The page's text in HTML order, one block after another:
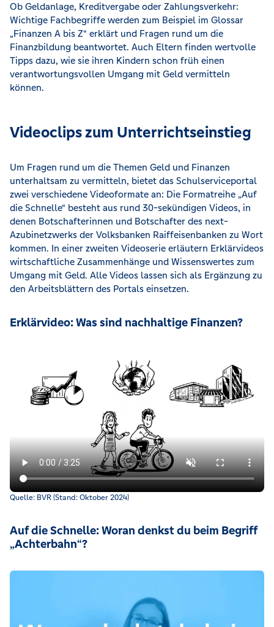
Ob Geldanlage, Kreditvergabe oder Zahlungsverkehr:
Wichtige Fachbegriffe werden zum Beispiel im Glossar
„Finanzen A bis Z“ erklärt und Fragen rund um die
Finanzbildung beantwortet. Auch Eltern finden wertvolle
Tipps dazu, wie sie ihren Kindern schon früh einen
verantwortungsvollen Umgang mit Geld vermitteln
können.
Videoclips zum Unterrichtseinstieg
Um Fragen rund um die Themen Geld und Finanzen
unterhaltsam zu vermitteln, bietet das Schulserviceportal
zwei verschiedene Videoformate an: Die Formatreihe „Auf
die Schnelle“ besteht aus rund 30-sekündigen Videos, in
denen Botschafterinnen und Botschafter des next-
Azubinetzwerks der Volksbanken Raiffeisenbanken zu Wort
kommen. In einer zweiten Videoserie erläutern Erklärvideos
wirtschaftliche Zusammenhänge und Wissenswertes zum
Umgang mit Geld. Alle Videos lassen sich als Ergänzung zu
den Arbeitsblättern des Portals einsetzen.
Erklärvideo: Was sind nachhaltige Finanzen?
Was Geldanlage mit Nachhaltigkeit zu tun hat und was
Quelle: BVR (Stand: Oktober 2024)
Auf die Schnelle: Woran denkst du beim Begriff
„Achterbahn“?